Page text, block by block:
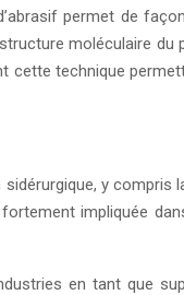
permet de
moléculaire
technique
y
impliquée
en tant que